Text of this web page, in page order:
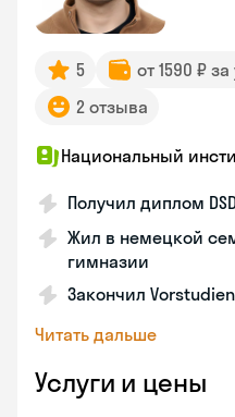
5 от 1590 ₽
2 отзыва
Национальный
Получил диплом
Жил в немецкой
гимназии
Закончил
Читать дальше
Услуги и цены